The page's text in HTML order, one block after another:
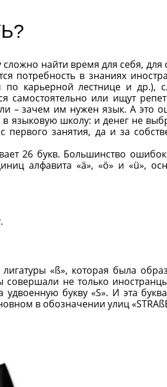
найти время для себя, для
потребность в знаниях
по карьерной лестнице и др.),
самостоятельно или ищут
– зачем им нужен язык. А это
языковую школу: и денег не
первого занятия, да и за
26 букв. Большинство
алфавита «ä», «ö» и «ü»,
«ß», которая была
совершали не только
букву «S». И эта
в обозначении улиц